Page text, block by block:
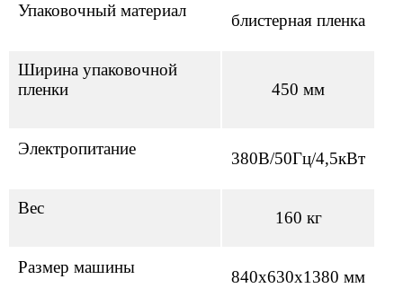
Упаковочный материал
блистерная пленка
Ширина упаковочной
пленки
450 мм
Электропитание
380В/50Гц/4,5кВт
Вес
160 кг
Размер машины
840х630х1380 мм